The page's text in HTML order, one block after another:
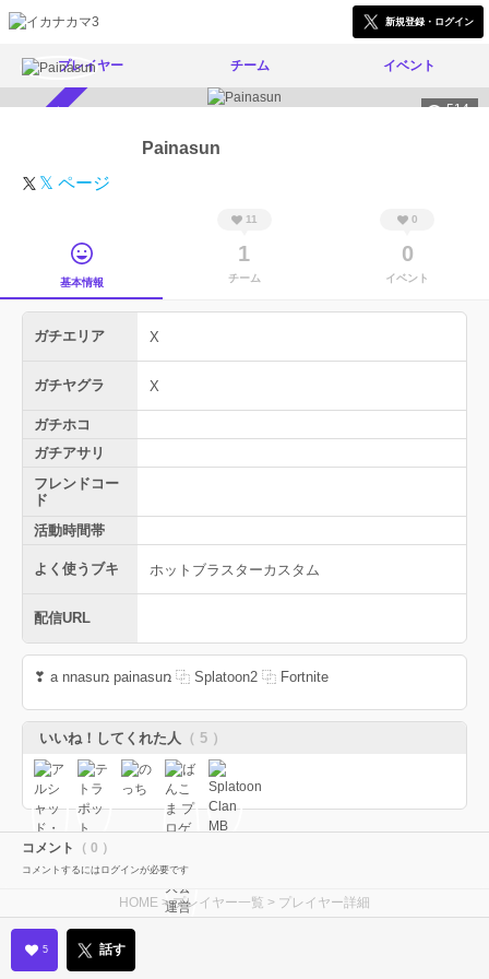
新規登録・ログイン
プレイヤー チーム イベント
514
Painasun
𝕏 ページ
基本情報
11
1
チーム
0
0
イベント
ガチエリア X
ガチヤグラ X
ガチホコ
ガチアサリ
フレンドコー
ド
活動時間帯
よく使うブキ ホットブラスターカスタム
配信URL
❣︎ a nnasuռ painasuռ ⿻ Splatoon2 ⿻ Fortnite
いいね！してくれた人 （ 5 ）
コメント （ 0 ）
コメントするにはログインが必要です
HOME >プレイヤー一覧 > プレイヤー詳細
5 話す